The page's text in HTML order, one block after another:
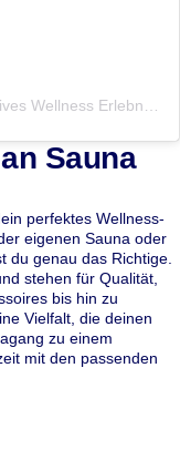
Ein Beitrag geteilt von Ahoi Sauna | Exklusives Wellness Erlebnis | Day Spa (@ahoisauna)
Sauna
perfektes Wellness-
eigenen Sauna oder
du genau das Richtige.
stehen für Qualität,
bis hin zu
Vielfalt, die deinen
zu einem
mit den passenden